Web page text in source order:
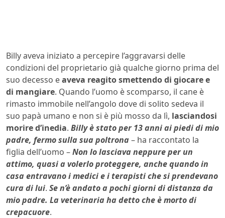
Billy aveva iniziato a percepire l’aggravarsi delle
condizioni del proprietario già qualche giorno prima del
suo decesso eaveva reagito smettendo di giocare e
di mangiare. Quando l’uomo è scomparso, il cane è
rimasto immobile nell’angolo dove di solito sedeva il
suo papà umano e non si è più mosso da lì, lasciandosi
morire d’inedia. Billy è stato per 13 anni ai piedi di mio
padre, fermo sulla sua poltrona– ha raccontato la
figlia dell’uomo –Non lo lasciava neppure per un
attimo, quasi a volerlo proteggere, anche quando in
casa entravano i medici e i terapisti che si prendevano
cura di lui. Se n’è andato a pochi giorni di distanza da
mio padre. La veterinaria ha detto che è morto di
crepacuore.